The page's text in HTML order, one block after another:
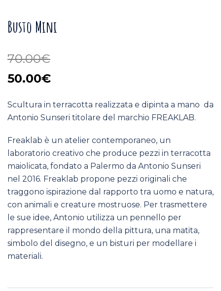
Busto Mini
70.00€
Il
originale
70.00€.
50.00€Il
attuale
50.00€.
Scultura in terracotta realizzata e dipinta a mano da
Antonio Sunseri titolare del marchio FREAKLAB.
Freaklab è un atelier contemporaneo, un
laboratorio creativo che produce pezzi in terracotta
maiolicata, fondato a Palermo da Antonio Sunseri
nel 2016. Freaklab propone pezzi originali che
traggono ispirazione dal rapporto tra uomo e natura,
con animali e creature mostruose. Per trasmettere
le sue idee, Antonio utilizza un pennello per
rappresentare il mondo della pittura, una matita,
simbolo del disegno, e un bisturi per modellare i
materiali.